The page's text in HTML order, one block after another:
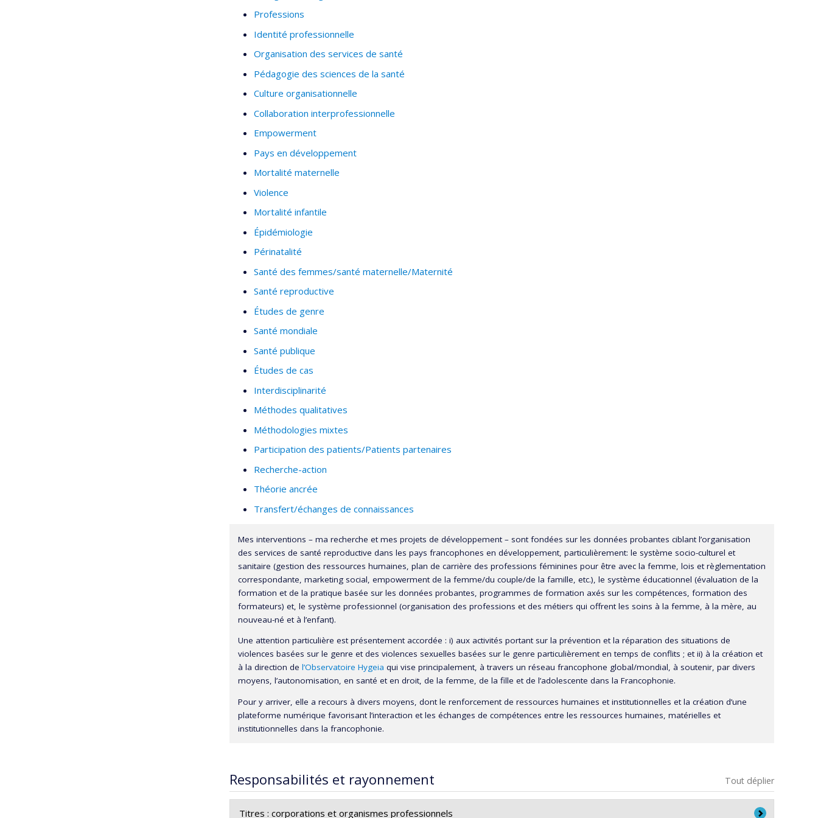
Professions
Identité professionnelle
Organisation des services de santé
Pédagogie des sciences de la santé
Culture organisationnelle
Collaboration interprofessionnelle
Empowerment
Pays en développement
Mortalité maternelle
Violence
Mortalité infantile
Épidémiologie
Périnatalité
Santé des femmes/santé maternelle/Maternité
Santé reproductive
Études de genre
Santé mondiale
Santé publique
Études de cas
Interdisciplinarité
Méthodes qualitatives
Méthodologies mixtes
Participation des patients/Patients partenaires
Recherche-action
Théorie ancrée
Transfert/échanges de connaissances
Mes interventions – ma recherche et mes projets de développement – sont fondées sur les données probantes ciblant l’organisation
des services de santé reproductive dans les pays francophones en développement, particulièrement: le système socio-culturel et
sanitaire (gestion des ressources humaines, plan de carrière des professions féminines pour être avec la femme, lois et règlementation
correspondante, marketing social, empowerment de la femme/du couple/de la famille, etc.), le système éducationnel (évaluation de la
formation et de la pratique basée sur les données probantes, programmes de formation axés sur les compétences, formation des
formateurs) et, le système professionnel (organisation des professions et des métiers qui offrent les soins à la femme, à la mère, au
nouveau-né et à l’enfant).
Une attention particulière est présentement accordée : i) aux activités portant sur la prévention et la réparation des situations de
violences basées sur le genre et des violences sexuelles basées sur le genre particulièrement en temps de conflits ; et ii) à la création et
à la direction de l’Observatoire Hygeia qui vise principalement, à travers un réseau francophone global/mondial, à soutenir, par divers
moyens, l’autonomisation, en santé et en droit, de la femme, de la fille et de l’adolescente dans la Francophonie.
Pour y arriver, elle a recours à divers moyens, dont le renforcement de ressources humaines et institutionnelles et la création d’une
plateforme numérique favorisant l’interaction et les échanges de compétences entre les ressources humaines, matérielles et
institutionnelles dans la francophonie.
Responsabilités et rayonnement Tout déplier
Titres : corporations et organismes professionnels